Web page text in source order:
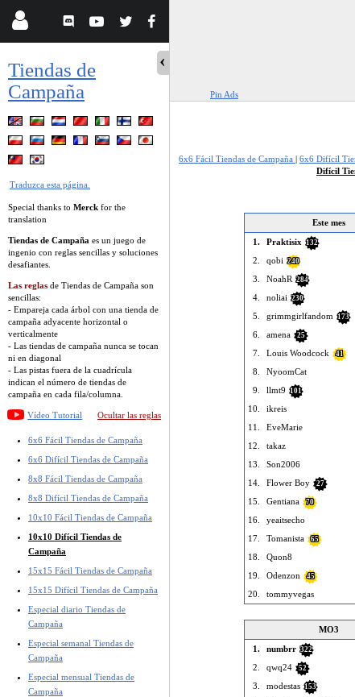
Tiendas de
Campaña
Traduzca esta página.
Special thanks to Merck for the
translation
Tiendas de Campaña es un juego de
ingenio con reglas sencillas y soluciones
desafiantes.
Las reglas de Tiendas de Campaña son
sencillas:
- Empareja cada árbol con una tienda de
campaña adyacente horizontal o
verticalmente
- Las tiendas de campaña nunca se tocan
ni en diagonal
- Las pistas fuera de la cuadrícula
indican el número de tiendas de
campaña en cada fila/columna.
Vídeo Tutorial Ocultar las reglas
6x6 Fácil Tiendas de Campaña
6x6 Difícil Tiendas de Campaña
8x8 Fácil Tiendas de Campaña
8x8 Difícil Tiendas de Campaña
10x10 Fácil Tiendas de Campaña
10x10 Difícil Tiendas de
Campaña
15x15 Fácil Tiendas de Campaña
15x15 Difícil Tiendas de Campaña
Especial diario Tiendas de
Campaña
Especial semanal Tiendas de
Campaña
Especial mensual Tiendas de
Campaña
Pin Ads
6x6 Fácil Tiendas de Campaña | 6x6 Difícil
Difícil
Este mes
1.
Praktisix 132
2.
qobi 240
3.
NoahR 284
4.
noliai 230
5.
grimmgirlfandom 173
6.
amena 25
7.
Louis Woodcock 41
8.
NyoomCat
9.
llmt9 101
10.
ikreis
11.
EveMarie
12.
takaz
13.
Son2006
14.
Flower Boy 27
15.
Gentiana 70
16.
yeaitsecho
17.
Tomanista 65
18.
Quon8
19.
Odenzon 45
20.
tommyvegas
MO3
1.
numbrr 322
2.
qwq24 52
3.
modestas 153